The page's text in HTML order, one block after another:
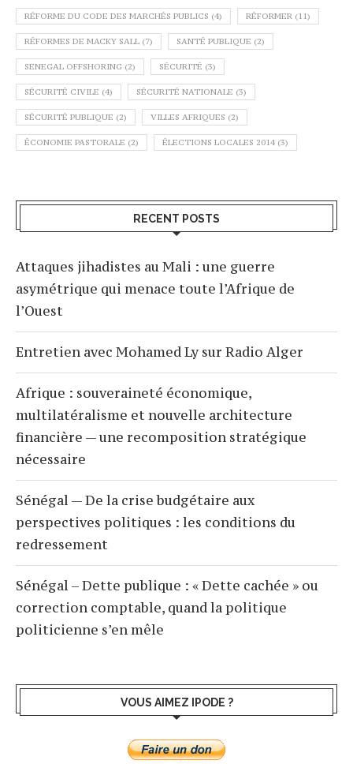
RÉFORME DU CODE DES MARCHÉS PUBLICS (4) RÉFORMER (11)
RÉFORMES DE MACKY SALL (7) SANTÉ PUBLIQUE (2)
SENEGAL OFFSHORING (2) SÉCURITÉ (3)
SÉCURITÉ CIVILE (4) SÉCURITÉ NATIONALE (3)
SÉCURITÉ PUBLIQUE (2) VILLES AFRIQUES (2)
ÉCONOMIE PASTORALE (2) ÉLECTIONS LOCALES 2014 (3)
RECENT POSTS
Attaques jihadistes au Mali : une guerre
asymétrique qui menace toute l’Afrique de
l’Ouest
Entretien avec Mohamed Ly sur Radio Alger
Afrique : souveraineté économique,
multilatéralisme et nouvelle architecture
financière — une recomposition stratégique
nécessaire
Sénégal — De la crise budgétaire aux
perspectives politiques : les conditions du
redressement
Sénégal – Dette publique : « Dette cachée » ou
correction comptable, quand la politique
politicienne s’en mêle
VOUS AIMEZ IPODE ?